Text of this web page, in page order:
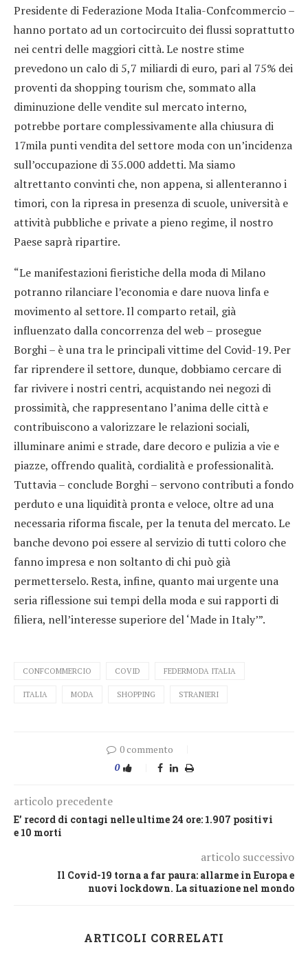
Presidente di Federazione Moda Italia-Confcommercio –
hanno portato ad un cortocircuito dei flussi soprattutto
nei centri delle maggiori città. Le nostre stime
prevedono un calo di 5,7 miliardi di euro, pari al 75% dei
proventi da shopping tourism che, sommato alla
diminuzione delle vendite sul mercato interno,
potrebbe portare complessivamente alla chiusura di
17mila punti vendita del settore moda con un’incidenza
sull’occupazione di 35.000 addetti. Ma siamo
altrettanto convinti che, non appena, si allenteranno i
timori, con la ripresa in presenza di scuole, università e
attività pubbliche e private a pieno regime, il nostro
Paese saprà ripartire.
“Le manifestazioni fieristiche della moda di Milano
potranno rilanciare l’economia e dare nuova linfa e
movimento al settore. Il comparto retail, già
influenzato dalla concorrenza del web – prosegue
Borghi – è una tra le principali vittime del Covid-19. Per
far riprendere il settore, dunque, dobbiamo cercare di
far rivivere i nostri centri, acquistando nei negozi di
prossimità, che rappresentano l’anima delle città e
contribuiscono a valorizzare le relazioni sociali,
illuminare animi e strade, dare decoro e pulizia a vie e
piazze, offrendo qualità, cordialità e professionalità.
Tuttavia – conclude Borghi – servono contributi a fondo
perduto e una liquidità pronta e veloce, oltre ad una
necessaria riforma fiscale, per la tenuta del mercato. Le
banche devono poi essere al servizio di tutti coloro che
fanno impresa e non soltanto di chi può già
permetterselo. Resta, infine, quanto mai urgente una
seria riflessione sui tempi della moda e sui rapporti di
filiera, nell’interesse superiore del ‘Made in Italy’”.
CONFCOMMERCIO COVID FEDERMODA ITALIA
ITALIA MODA SHOPPING STRANIERI
0 commento
0
articolo precedente
E’ record di contagi nelle ultime 24 ore: 1.907 positivi
e 10 morti
articolo successivo
Il Covid-19 torna a far paura: allarme in Europa e
nuovi lockdown. La situazione nel mondo
ARTICOLI CORRELATI